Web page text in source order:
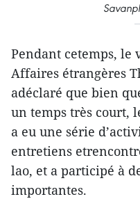
Pendant cetemps, le
Affaires étrangères
adéclaré que bien
un temps très court,
a eu une série
entretiens
lao, et a participé à
importantes.